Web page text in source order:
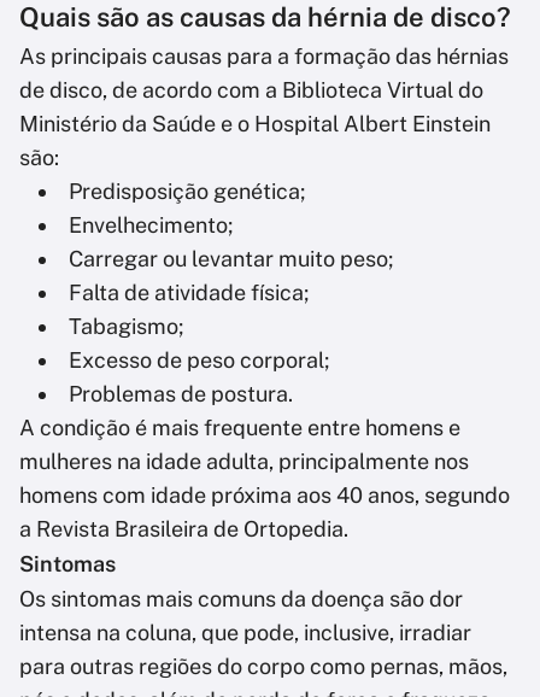
Quais são as causas da hérnia de disco?
As principais causas para a formação das hérnias
de disco, de acordo com a Biblioteca Virtual do
Ministério da Saúde e o Hospital Albert Einstein
são:
Predisposição genética;
Envelhecimento;
Carregar ou levantar muito peso;
Falta de atividade física;
Tabagismo;
Excesso de peso corporal;
Problemas de postura.
A condição é mais frequente entre homens e
mulheres na idade adulta, principalmente nos
homens com idade próxima aos 40 anos, segundo
a Revista Brasileira de Ortopedia.
Sintomas
Os sintomas mais comuns da doença são dor
intensa na coluna, que pode, inclusive, irradiar
para outras regiões do corpo como pernas, mãos,